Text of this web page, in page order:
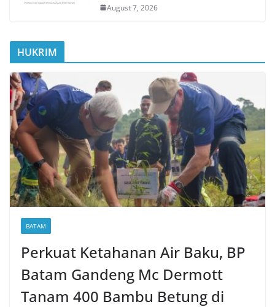
August 7, 2026
HUKRIM
BATAM
Perkuat Ketahanan Air Baku, BP
Batam Gandeng Mc Dermott
Tanam 400 Bambu Betung di